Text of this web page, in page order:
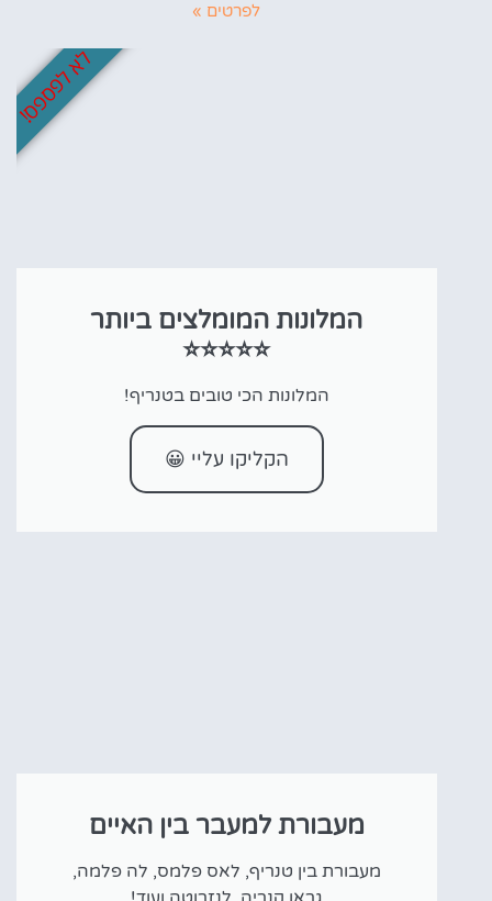
לפרטים »
המלונות המומלצים ביותר
⭐⭐⭐⭐⭐
המלונות הכי טובים בטנריף!
הקליקו עליי 😀
לא לפספס!
מעבורת למעבר בין האיים
מעבורת בין טנריף, לאס פלמס, לה פלמה,